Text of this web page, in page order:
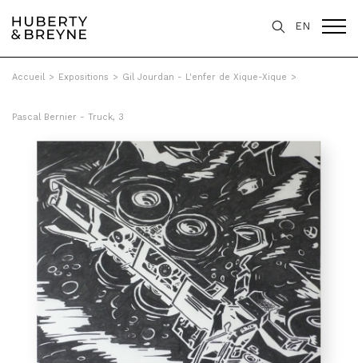
EN
Accueil > Expositions > Gil Jourdan - L'enfer de Xique-Xique >
Pascal Bernier - Truck, 3